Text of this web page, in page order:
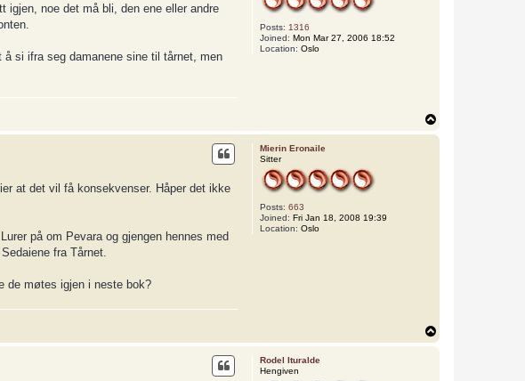
Posts: 1316
Joined: Mon Mar 27, 2006 18:52
Location: Oslo
igjen, noe det må bli, den ene eller andre
si ifra seg damanene sine til tårnet, men
Mierin Eronaile
Sitter
Posts: 663
Joined: Fri Jan 18, 2008 19:39
Location: Oslo
at det vil få konsekvenser. Håper det ikke
på om Pevara og gjengen hennes med
fra Tårnet.
de møtes igjen i neste bok?
Rodel Ituralde
Hengiven